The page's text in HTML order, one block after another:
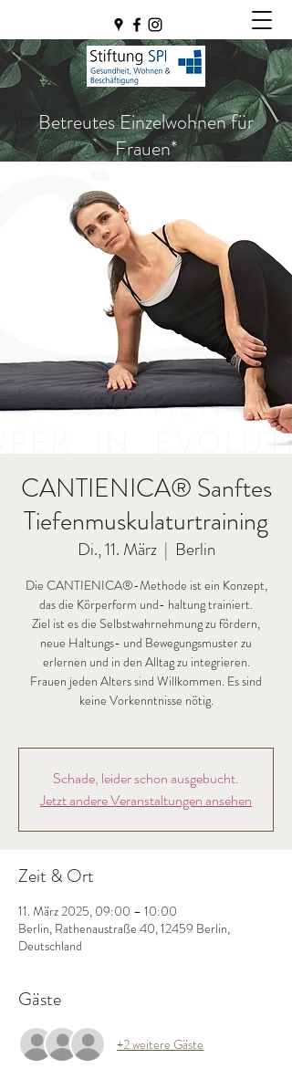
Betreutes Einzelwohnen für
Frauen*
CANTIENICA® Sanftes
Tiefenmuskulaturtraining
Di., 11. März
  |
Berlin
Die CANTIENICA®-Methode ist ein Konzept,
das die Körperform und- haltung trainiert.
Ziel ist es die Selbstwahrnehmung zu fördern,
neue Haltungs- und Bewegungsmuster zu
erlernen und in den Alltag zu integrieren.
Frauen jeden Alters sind Willkommen. Es sind
keine Vorkenntnisse nötig.
Schade, leider schon ausgebucht.
Jetzt andere Veranstaltungen ansehen
Zeit & Ort
11. März 2025, 09:00 – 10:00
Berlin, Rathenaustraße 40, 12459 Berlin,
Deutschland
Gäste
+2 weitere Gäste